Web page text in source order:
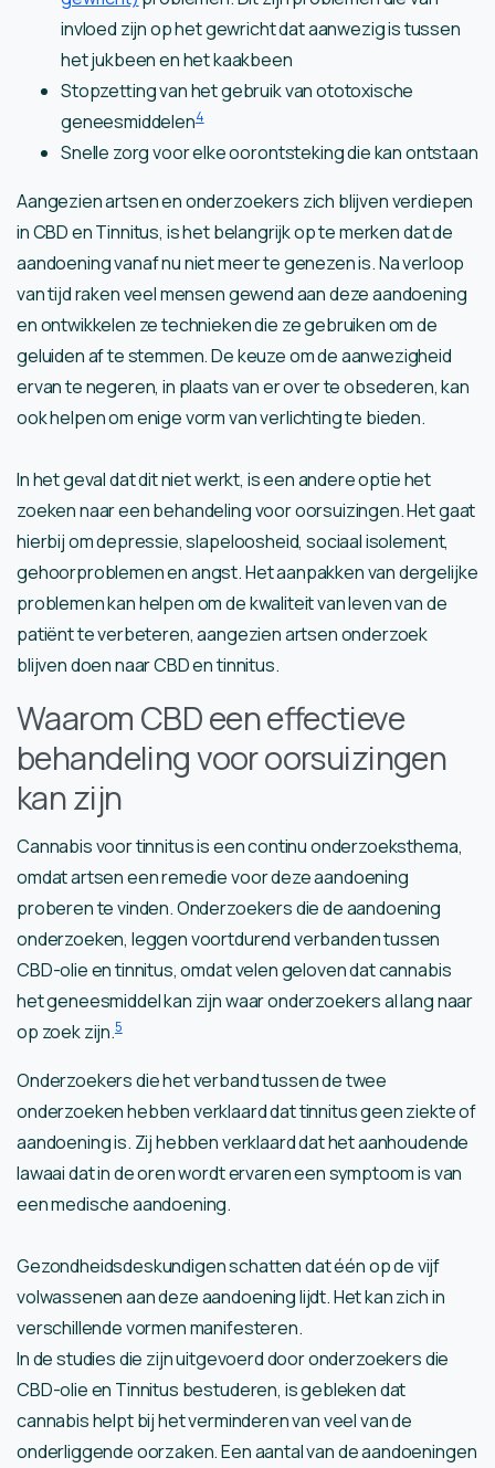
invloed zijn op het gewricht dat aanwezig is tussen
het jukbeen en het kaakbeen
Stopzetting van het gebruik van ototoxische
geneesmiddelen4
Snelle zorg voor elke oorontsteking die kan ontstaan
Aangezien artsen en onderzoekers zich blijven verdiepen
in CBD en Tinnitus, is het belangrijk op te merken dat de
aandoening vanaf nu niet meer te genezen is. Na verloop
van tijd raken veel mensen gewend aan deze aandoening
en ontwikkelen ze technieken die ze gebruiken om de
geluiden af te stemmen. De keuze om de aanwezigheid
ervan te negeren, in plaats van er over te obsederen, kan
ook helpen om enige vorm van verlichting te bieden.
In het geval dat dit niet werkt, is een andere optie het
zoeken naar een behandeling voor oorsuizingen. Het gaat
hierbij om depressie, slapeloosheid, sociaal isolement,
gehoorproblemen en angst. Het aanpakken van dergelijke
problemen kan helpen om de kwaliteit van leven van de
patiënt te verbeteren, aangezien artsen onderzoek
blijven doen naar CBD en tinnitus.
Waarom CBD een effectieve
behandeling voor oorsuizingen
kan zijn
Cannabis voor tinnitus is een continu onderzoeksthema,
omdat artsen een remedie voor deze aandoening
proberen te vinden. Onderzoekers die de aandoening
onderzoeken, leggen voortdurend verbanden tussen
CBD-olie en tinnitus, omdat velen geloven dat cannabis
het geneesmiddel kan zijn waar onderzoekers al lang naar
op zoek zijn.5
Onderzoekers die het verband tussen de twee
onderzoeken hebben verklaard dat tinnitus geen ziekte of
aandoening is. Zij hebben verklaard dat het aanhoudende
lawaai dat in de oren wordt ervaren een symptoom is van
een medische aandoening.
Gezondheidsdeskundigen schatten dat één op de vijf
volwassenen aan deze aandoening lijdt. Het kan zich in
verschillende vormen manifesteren.
In de studies die zijn uitgevoerd door onderzoekers die
CBD-olie en Tinnitus bestuderen, is gebleken dat
cannabis helpt bij het verminderen van veel van de
onderliggende oorzaken. Een aantal van de aandoeningen